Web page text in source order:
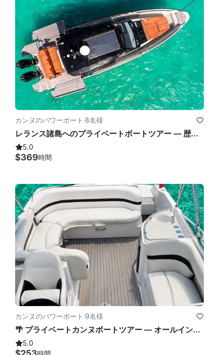
カンヌのパワーボート ·8名様
レランス諸島へのプライベートボートツアー — 歴史、自然、水
5.0
$369時間
カンヌのパワーボート ·9名様
🌴 プライベートカンヌボートツアー — オールインクルーシブのデイドリーム28分クルーズ 🌊
5.0